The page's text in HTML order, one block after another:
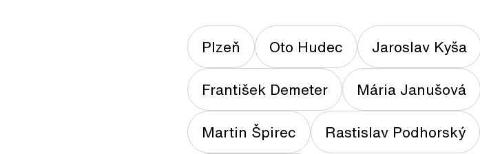
Plzeň Oto Hudec Jaroslav Kyša
František Demeter Mária Janušová
Martin Špirec Rastislav Podhorský